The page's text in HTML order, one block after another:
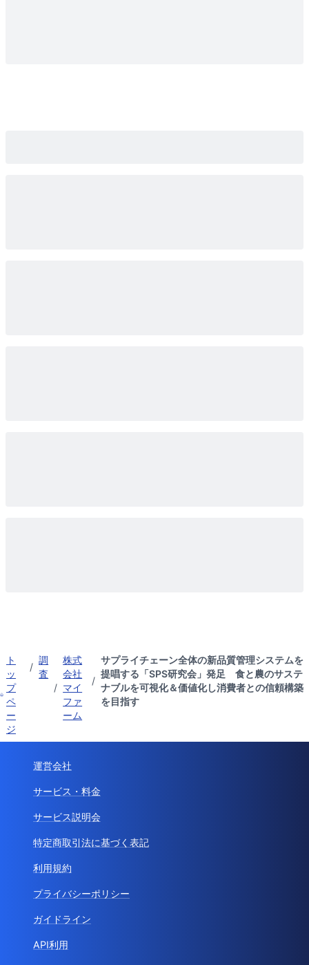
ト
ッ
プ
ペ
ー
ジ
/
調
査
/
株式
会社
マイ
ファ
ーム
/
サプライチェーン全体の新品質管理システムを
提唱する「SPS研究会」発足 食と農のサステ
ナブルを可視化＆価値化し消費者との信頼構築
を目指す
運営会社
サービス・料金
サービス説明会
特定商取引法に基づく表記
利用規約
プライバシーポリシー
ガイドライン
API利用